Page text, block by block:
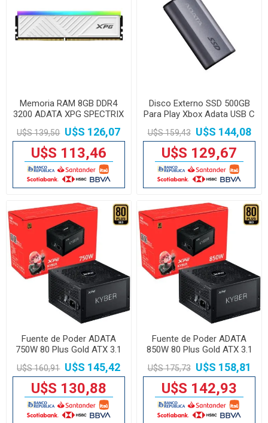
Memoria RAM 8GB DDR4
3200 ADATA XPG SPECTRIX
D35G White
U$S 139,50 U$S 126,07
U$S 113,46
Disco Externo SSD 500GB
Para Play Xbox Adata USB C
U$S 159,43 U$S 144,08
U$S 129,67
Fuente de Poder ADATA
750W 80 Plus Gold ATX 3.1
XPG Kyber
U$S 160,91 U$S 145,42
U$S 130,88
Fuente de Poder ADATA
850W 80 Plus Gold ATX 3.1
XPG Kyber
U$S 175,73 U$S 158,81
U$S 142,93